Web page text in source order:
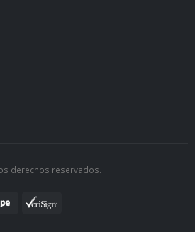
derechos reservados.